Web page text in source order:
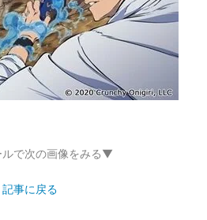
で次の画像をみる▼
記事に戻る